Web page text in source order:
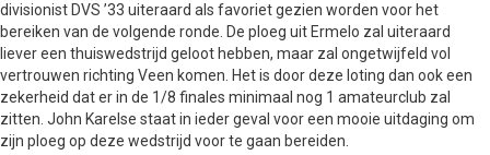
divisionist DVS ’33 uiteraard als favoriet gezien worden voor het
bereiken van de volgende ronde. De ploeg uit Ermelo zal uiteraard
liever een thuiswedstrijd geloot hebben, maar zal ongetwijfeld vol
vertrouwen richting Veen komen. Het is door deze loting dan ook een
zekerheid dat er in de 1/8 finales minimaal nog 1 amateurclub zal
zitten. John Karelse staat in ieder geval voor een mooie uitdaging om
zijn ploeg op deze wedstrijd voor te gaan bereiden.